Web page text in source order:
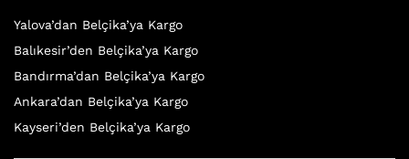
Yalova’dan Belçika’ya Kargo
Balıkesir’den Belçika’ya Kargo
Bandırma’dan Belçika’ya Kargo
Ankara’dan Belçika’ya Kargo
Kayseri’den Belçika’ya Kargo